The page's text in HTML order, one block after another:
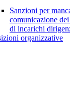
Sanzioni per
comunicazione
di incarichi
organizzative